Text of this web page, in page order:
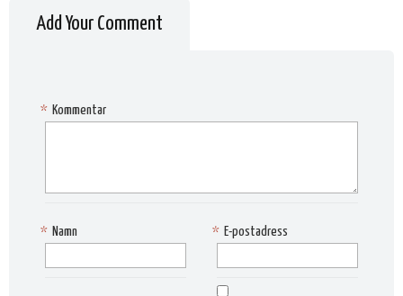
Add Your Comment
Kommentar
*
Namn
* E-postadress
*